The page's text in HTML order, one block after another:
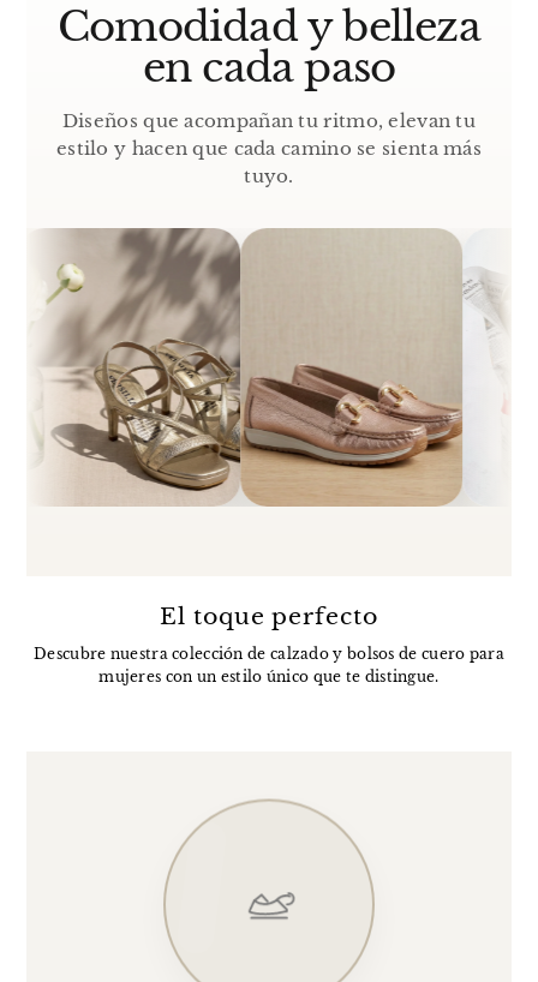
Comodidad y belleza
en cada paso
Diseños que acompañan tu ritmo, elevan tu
estilo y hacen que cada camino se sienta más
tuyo.
El toque perfecto
Descubre nuestra colección de calzado y bolsos de cuero para
mujeres con un estilo único que te distingue.